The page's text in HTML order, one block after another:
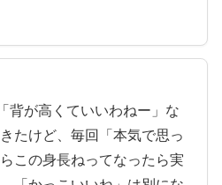
背が高くていいわねー」な
たけど、毎回「本気で思っ
この身長ねってなったら実